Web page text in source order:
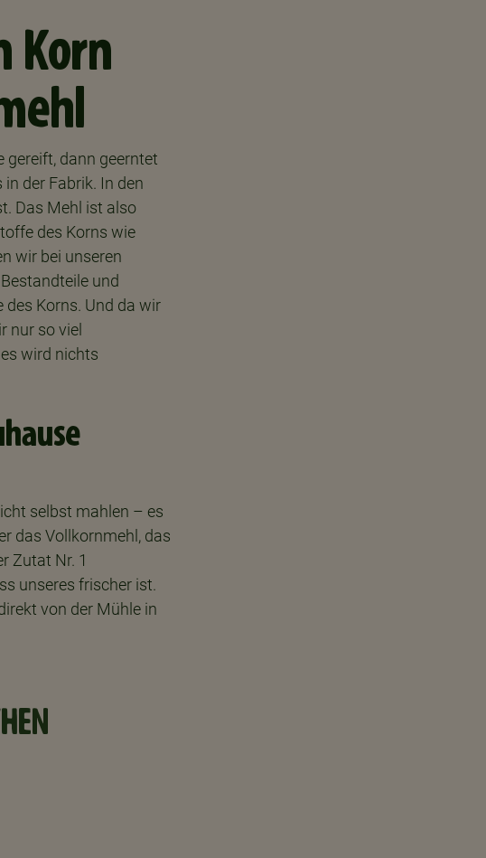
Korn
gereift, dann geerntet
der Fabrik. In den
Das Mehl ist also
des Korns wie
wir bei unseren
und
des Korns. Und da wir
nur so viel
wird nichts
selbst mahlen – es
das Vollkornmehl, das
Zutat Nr. 1
unseres frischer ist.
von der Mühle in